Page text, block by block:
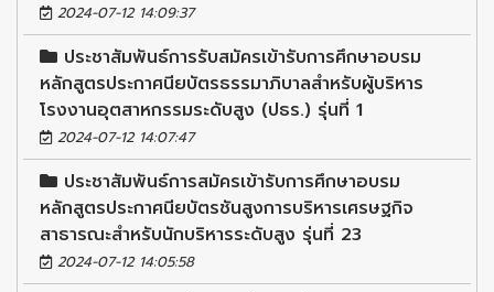
2024-07-12 14:09:37
ประชาสัมพันธ์การรับสมัครเข้ารับการศึกษาอบรม
หลักสูตรประกาศนียบัตรธรรมาภิบาลสำหรับผู้บริหาร
โรงงานอุตสาหกรรมระดับสูง (ปธร.) รุ่นที่ 1
2024-07-12 14:07:47
ประชาสัมพันธ์การสมัครเข้ารับการศึกษาอบรม
หลักสูตรประกาศนียบัตรชันสูงการบริหารเศรษฐกิจ
สาธารณะสำหรับนักบริหารระดับสูง รุ่นที่ 23
2024-07-12 14:05:58